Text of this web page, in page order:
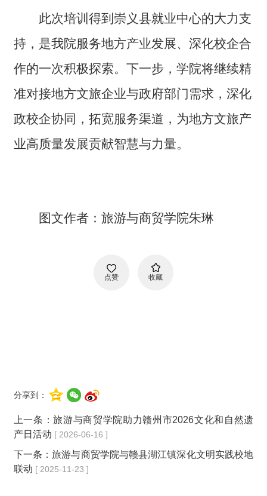
此次培训得到崇义县就业中心的大力支
持，是我院服务地方产业发展、深化校企合
作的一次积极探索。下一步，学院将继续精
准对接地方文旅企业与政府部门需求，深化
政校企协同，拓宽服务渠道，为地方文旅产
业高质量发展贡献智慧与力量。
图文作者：旅游与商贸学院朱琳
点赞 收藏
分享到：
上一条：旅游与商贸学院助力赣州市2026文化和自然遗
产日活动 [ 2026-06-16 ]
下一条：旅游与商贸学院与赣县湖江镇深化文明实践校地
联动 [ 2025-11-23 ]